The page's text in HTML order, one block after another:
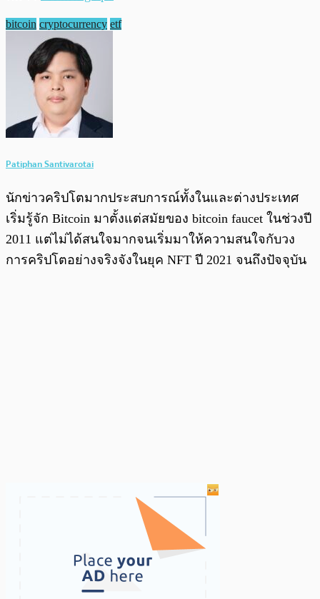
bitcoin cryptocurrency etf
Patiphan Santivarotai
นักข่าวคริปโตมากประสบการณ์ทั้งในและต่างประเทศ
เริ่มรู้จัก Bitcoin มาตั้งแต่สมัยของ bitcoin faucet ในช่วงปี
2011 แต่ไม่ได้สนใจมากจนเริ่มมาให้ความสนใจกับวง
การคริปโตอย่างจริงจังในยุค NFT ปี 2021 จนถึงปัจจุบัน